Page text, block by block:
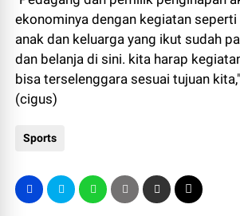
ekonominya dengan kegiatan seperti
anak dan keluarga yang ikut sudah
dan belanja di sini. kita harap
bisa terselenggara sesuai tujuan
(cigus)
Sports